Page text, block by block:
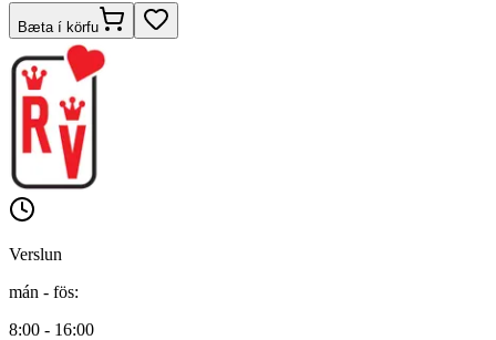
Bæta í körfu
Verslun
mán - fös:
8:00 - 16:00